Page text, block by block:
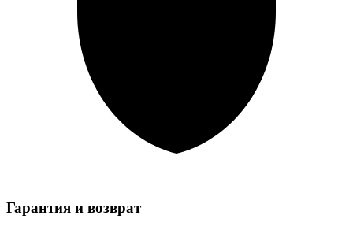
Гарантия и возврат